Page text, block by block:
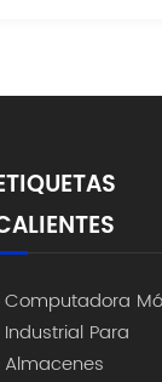
Computadora
Industrial Para
Almacenes